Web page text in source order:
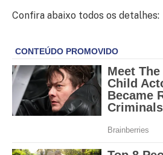
Confira abaixo todos os detalhes: